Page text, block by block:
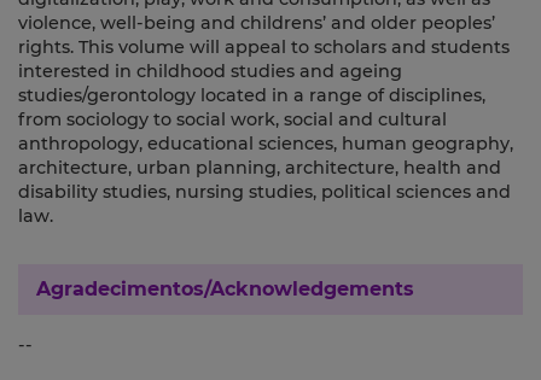
violence, well-being and childrens’ and older peoples’
rights. This volume will appeal to scholars and students
interested in childhood studies and ageing
studies/gerontology located in a range of disciplines,
from sociology to social work, social and cultural
anthropology, educational sciences, human geography,
architecture, urban planning, architecture, health and
disability studies, nursing studies, political sciences and
law.
Agradecimentos/Acknowledgements
--